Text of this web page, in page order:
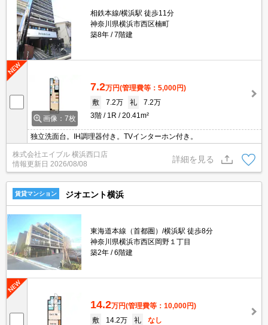
相鉄本線/横浜駅 徒歩11分
神奈川県横浜市西区楠町
築8年
7階建
画像：7枚
7.2万円(管理費等：5,000円)
敷
7.2万 礼
7.2万
3階
1R 20.41m²
独立洗面台。IH調理器付き。TVインターホン付き。
株式会社エイブル 横浜西口店
情報更新日 2026/08/08
詳細を見る
賃貸マンション ジオエント横浜
東海道本線（首都圏）/横浜駅 徒歩8分
神奈川県横浜市西区岡野１丁目
築2年
6階建
14.2万円(管理費等：10,000円)
敷
14.2万 礼
なし